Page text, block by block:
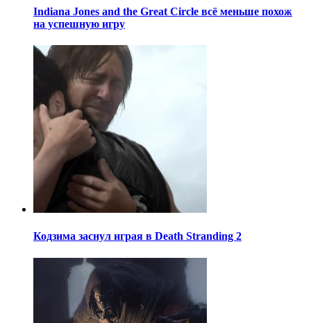
Indiana Jones and the Great Circle всё меньше похож
на успешную игру
Кодзима заснул играя в Death Stranding 2